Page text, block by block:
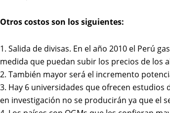
Otros costos son los siguientes:
1. Salida de divisas. En el año 2010 el Perú
medida que puedan subir los precios de los
2. También mayor será el incremento
3. Hay 6 universidades que ofrecen
en investigación no se producirán ya que el